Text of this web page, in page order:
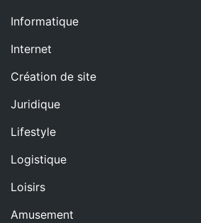
Informatique
Internet
Création de site
Juridique
Lifestyle
Logistique
Loisirs
Amusement